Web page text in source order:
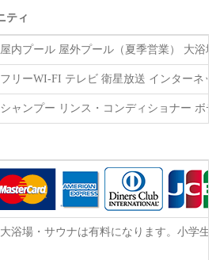
ティ
屋内プール 屋外プール（夏季営業） 大浴
フリーWI‐FI テレビ 衛星放送 インターネ
シャンプー リンス・コンディショナー ボ
浴場・サウナは有料になります。小学生